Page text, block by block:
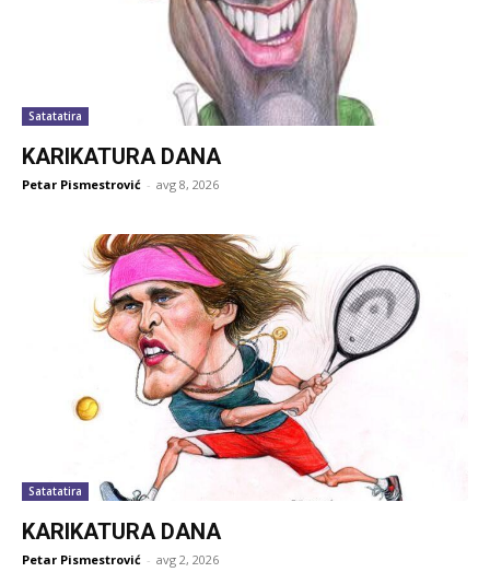
Satatatira
KARIKATURA DANA
Petar Pismestrović - avg 8, 2026
Satatatira
KARIKATURA DANA
Petar Pismestrović - avg 2, 2026